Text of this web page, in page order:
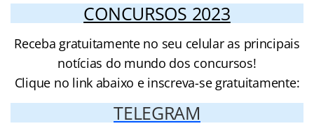
CONCURSOS 2023
Receba gratuitamente no seu celular as principais
notícias do mundo dos concursos!
Clique no link abaixo e inscreva-se gratuitamente:
TELEGRAM